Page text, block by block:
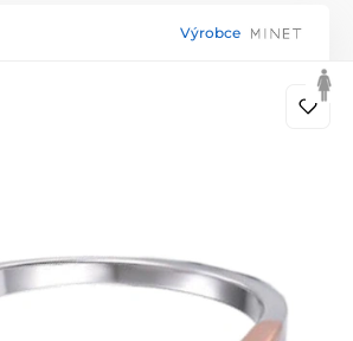
Výrobce